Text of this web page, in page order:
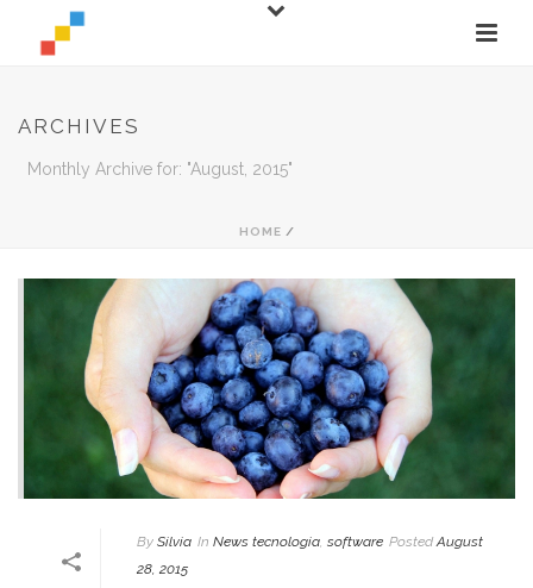
ARCHIVES
Monthly Archive for: "August, 2015"
HOME /
By Silvia In News tecnologia software Posted August
28, 2015